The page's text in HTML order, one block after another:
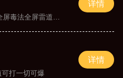
法全屏雷道全屏狗
详情
打一切可爆
详情